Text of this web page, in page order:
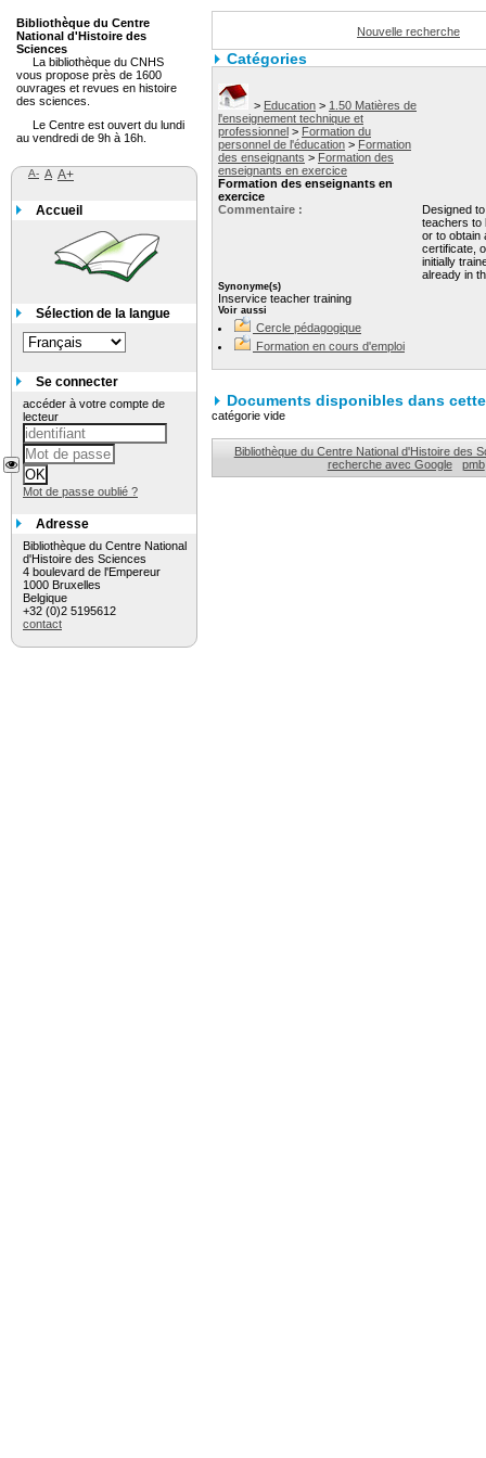
Nouvelle recherche
Catégories
> Education > 1.50 Matières de
l'enseignement technique et
professionnel > Formation du
personnel de l'éducation > Formation
des enseignants > Formation des
enseignants en exercice
Formation des enseignants en
exercice
Commentaire :
Designed
teachers to
or to obtain
certificate,
initially
already in
Synonyme(s)
Inservice teacher training
Voir aussi
Cercle pédagogique
Formation en cours d'emploi
Documents disponibles dans
catégorie vide
Bibliothèque du Centre National d'Histoire des
recherche avec Google
pmb
Bibliothèque du Centre
National d'Histoire des
Sciences
La bibliothèque du CNHS
vous propose près de 1600
ouvrages et revues en histoire
des sciences.
Le Centre est ouvert du lundi
au vendredi de 9h à 16h.
A- A A+
Accueil
Sélection de la langue
Se connecter
accéder à votre compte de
lecteur
Mot de passe oublié ?
Adresse
Bibliothèque du Centre National
d'Histoire des Sciences
4 boulevard de l'Empereur
1000 Bruxelles
Belgique
+32 (0)2 5195612
contact